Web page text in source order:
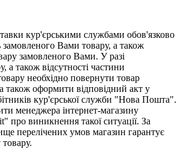
кур'єрськими службами обов'язково
замовленого Вами товару, а також
замовленого Вами. У разі
а також відсутності частини
необхідно повернути товар
також оформити відповідний акт у
кур'єрської служби "Нова Пошта".
менеджера інтернет-магазину
про виникнення такої ситуації. За
перелічених умов магазин гарантує